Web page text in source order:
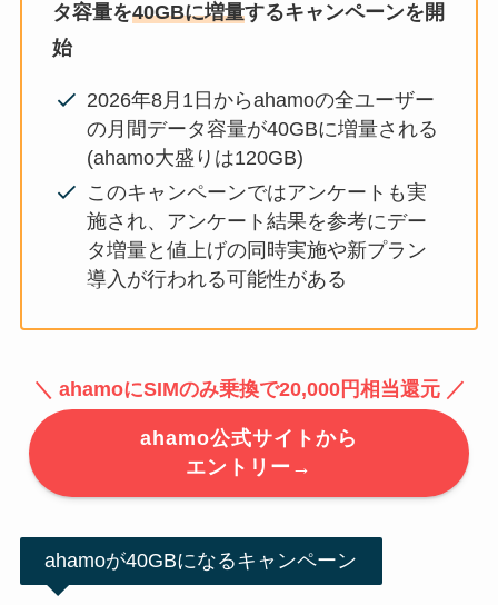
タ容量を40GBに増量するキャンペーンを開
始
2026年8月1日からahamoの全ユーザー
の月間データ容量が40GBに増量される
(ahamo大盛りは120GB)
このキャンペーンではアンケートも実
施され、アンケート結果を参考にデー
タ増量と値上げの同時実施や新プラン
導入が行われる可能性がある
＼ ahamoにSIMのみ乗換で20,000円相当還元 ／
ahamo公式サイトから
エントリー→
ahamoが40GBになるキャンペーン